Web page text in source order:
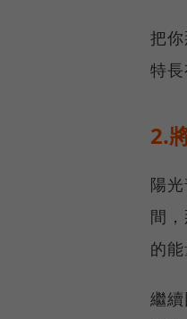
把
特長
2.
陽
間
的
繼